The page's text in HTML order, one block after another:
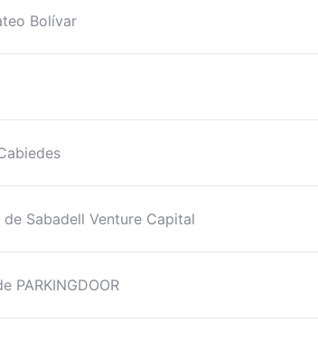
Bolívar
Sabadell Venture Capital
PARKINGDOOR